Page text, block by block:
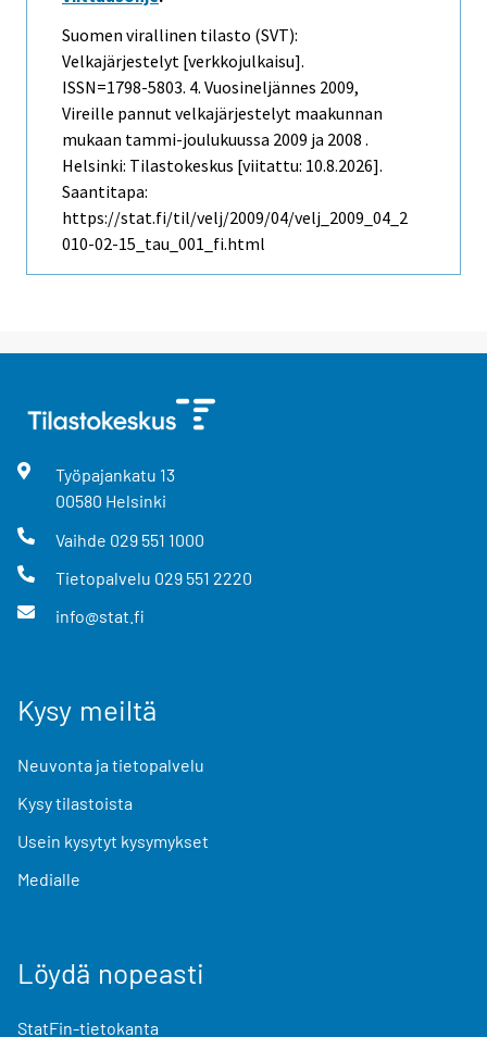
Suomen virallinen tilasto (SVT):
Velkajärjestelyt [verkkojulkaisu].
ISSN=1798-5803. 4. Vuosineljännes 2009,
Vireille pannut velkajärjestelyt maakunnan
mukaan tammi-joulukuussa 2009 ja 2008 .
Helsinki: Tilastokeskus [viitattu: 10.8.2026].
Saantitapa:
https://stat.fi/til/velj/2009/04/velj_2009_04_2
010-02-15_tau_001_fi.html
Työpajankatu 13
00580 Helsinki
Vaihde 029 551 1000
Tietopalvelu 029 551 2220
info@stat.fi
Kysy meiltä
Neuvonta ja tietopalvelu
Kysy tilastoista
Usein kysytyt kysymykset
Medialle
Löydä nopeasti
StatFin-tietokanta